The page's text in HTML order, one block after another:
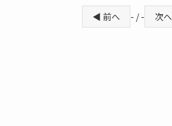
◀ 前へ - / - 次